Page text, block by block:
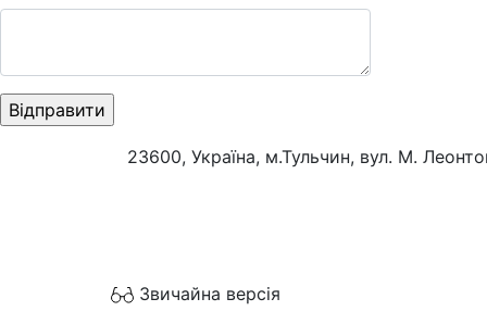
23600, Україна, м.Тульчин, вул. М.
Звичайна версія